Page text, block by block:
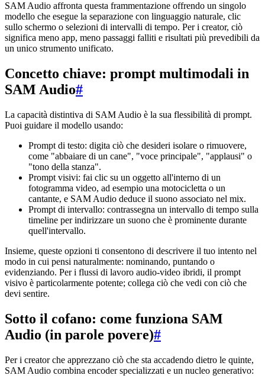
SAM Audio affronta questa frammentazione offrendo un singolo
modello che esegue la separazione con linguaggio naturale, clic
sullo schermo o selezioni di intervalli di tempo. Per i creator, ciò
significa meno app, meno passaggi falliti e risultati più prevedibili da
un unico strumento unificato.
Concetto chiave: prompt multimodali in
SAM Audio#
La capacità distintiva di SAM Audio è la sua flessibilità di prompt.
Puoi guidare il modello usando:
Prompt di testo: digita ciò che desideri isolare o rimuovere,
come "abbaiare di un cane", "voce principale", "applausi" o
"tono della stanza".
Prompt visivi: fai clic su un oggetto all'interno di un
fotogramma video, ad esempio una motocicletta o un
cantante, e SAM Audio deduce il suono associato nel mix.
Prompt di intervallo: contrassegna un intervallo di tempo sulla
timeline per indirizzare un suono che è prominente durante
quell'intervallo.
Insieme, queste opzioni ti consentono di descrivere il tuo intento nel
modo in cui pensi naturalmente: nominando, puntando o
evidenziando. Per i flussi di lavoro audio-video ibridi, il prompt
visivo è particolarmente potente; collega ciò che vedi con ciò che
devi sentire.
Sotto il cofano: come funziona SAM
Audio (in parole povere)#
Per i creator che apprezzano ciò che sta accadendo dietro le quinte,
SAM Audio combina encoder specializzati e un nucleo generativo: